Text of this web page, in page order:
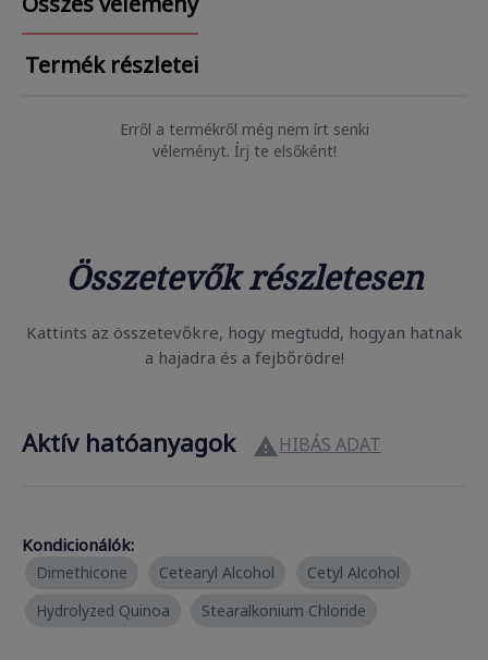
Termék részletei
Erről a termékről még nem írt senki
véleményt. Írj te elsőként!
Összetevők részletesen
Kattints az összetevőkre, hogy megtudd, hogyan hatnak
a hajadra és a fejbőrödre!
Aktív hatóanyagok HIBÁS ADAT
Kondicionálók:
Dimethicone Cetearyl Alcohol
Cetyl Alcohol
Hydrolyzed Quinoa
Stearalkonium Chloride